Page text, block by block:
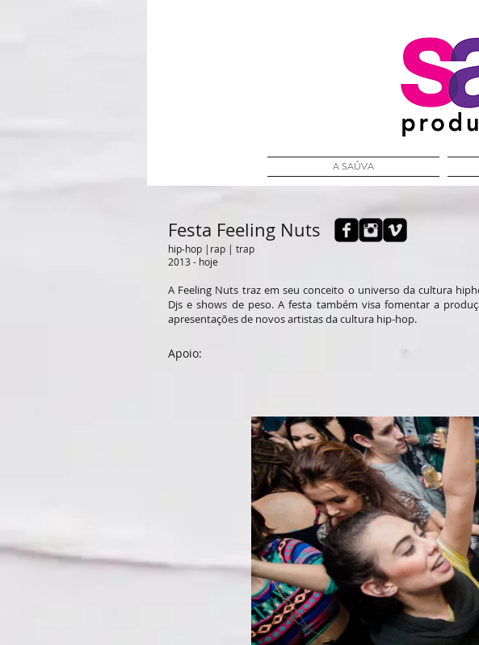
A SAÚVA
Festa Feeling Nuts
hip-hop |rap | trap
2013 - hoje
A Feeling Nuts traz em seu conceito o universo da cultura
Djs e shows de peso.A festa também visa fomentar a
apresentações de novos artistas da cultura hip-hop.
Apoio: